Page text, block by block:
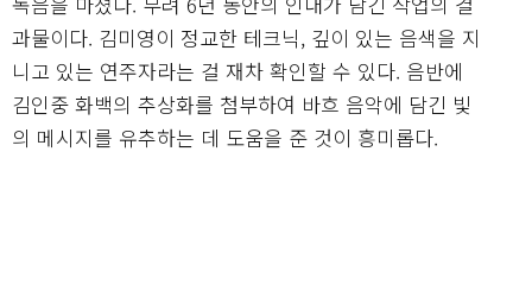
과물이다. 김미영이 정교한 테크닉, 깊이 있는 음색을 지
니고 있는 연주자라는 걸 재차 확인할 수 있다. 음반에
김인중 화백의 추상화를 첨부하여 바흐 음악에 담긴 빛
의 메시지를 유추하는 데 도움을 준 것이 흥미롭다.